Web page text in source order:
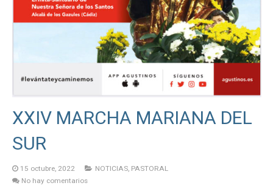
XXIV MARCHA MARIANA DEL
SUR
15 octubre, 2022 NOTICIAS, PASTORAL
No hay comentarios